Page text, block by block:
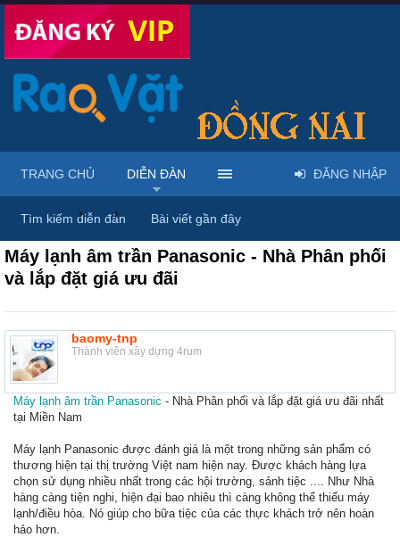
Diễn đàn ... Mua bán & sửa điện tử, điện lạnh
Máy lạnh âm trần Panasonic - Nhà Phân phối
và lắp đặt giá ưu đãi
baomy-tnp
Thành viên xây dựng 4rum
Máy lạnh âm trần Panasonic - Nhà Phân phối và lắp đặt giá ưu đãi nhất
tại Miền Nam
Máy lạnh Panasonic được đánh giá là một trong những sản phẩm có
thương hiện tại thị trường Việt nam hiện nay. Được khách hàng lựa
chọn sử dụng nhiều nhất trong các hội trường, sảnh tiệc .... Như Nhà
hàng càng tiện nghi, hiện đại bao nhiêu thì càng không thể thiếu máy
lạnh/điều hòa. Nó giúp cho bữa tiệc của các thực khách trở nên hoàn
hảo hơn.
TRANG CHỦ DIỄN ĐÀN
Tìm kiếm diễn đàn Bài viết gần đây
ĐĂNG NHẬP